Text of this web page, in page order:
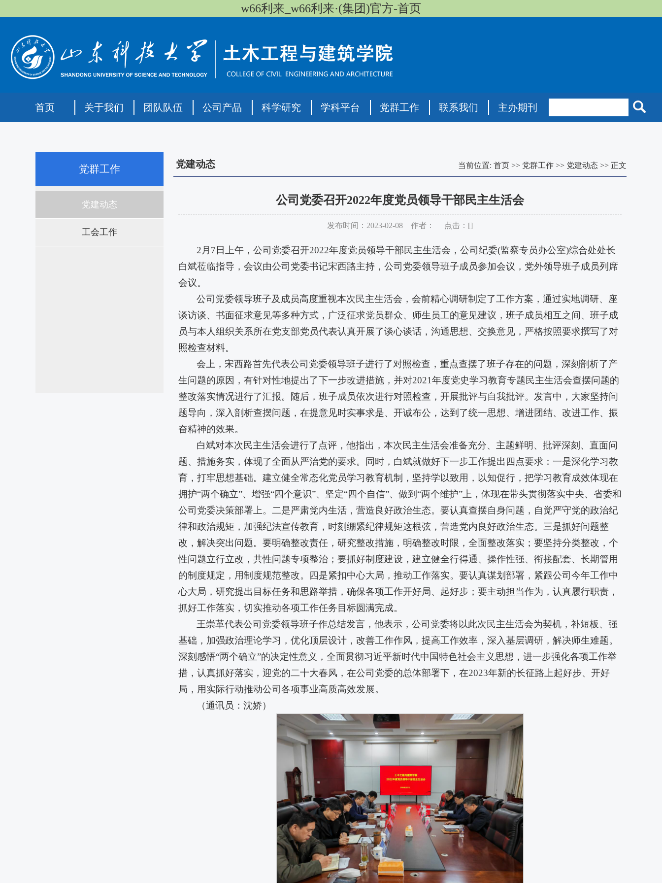
w66利来_w66利来·(集团)官方-首页
首页 关于我们 团队队伍 公司产品 科学研究 学科平台 党群工作 联系我们 主办期刊
党群工作
党建动态
工会工作
党建动态 当前位置: 首页 >> 党群工作 >> 党建动态 >> 正文
公司党委召开2022年度党员领导干部民主生活会
发布时间：2023-02-08 作者： 点击：[]
2月7日上午，公司党委召开2022年度党员领导干部民主生活会，公司纪委(监察专员办公室)综合处处长
白斌莅临指导，会议由公司党委书记宋西路主持，公司党委领导班子成员参加会议，党外领导班子成员列席
会议。
公司党委领导班子及成员高度重视本次民主生活会，会前精心调研制定了工作方案，通过实地调研、座
谈访谈、书面征求意见等多种方式，广泛征求党员群众、师生员工的意见建议，班子成员相互之间、班子成
员与本人组织关系所在党支部党员代表认真开展了谈心谈话，沟通思想、交换意见，严格按照要求撰写了对
照检查材料。
会上，宋西路首先代表公司党委领导班子进行了对照检查，重点查摆了班子存在的问题，深刻剖析了产
生问题的原因，有针对性地提出了下一步改进措施，并对2021年度党史学习教育专题民主生活会查摆问题的
整改落实情况进行了汇报。随后，班子成员依次进行对照检查，开展批评与自我批评。发言中，大家坚持问
题导向，深入剖析查摆问题，在提意见时实事求是、开诚布公，达到了统一思想、增进团结、改进工作、振
奋精神的效果。
白斌对本次民主生活会进行了点评，他指出，本次民主生活会准备充分、主题鲜明、批评深刻、直面问
题、措施务实，体现了全面从严治党的要求。同时，白斌就做好下一步工作提出四点要求：一是深化学习教
育，打牢思想基础。建立健全常态化党员学习教育机制，坚持学以致用，以知促行，把学习教育成效体现在
拥护“两个确立”、增强“四个意识”、坚定“四个自信”、做到“两个维护”上，体现在带头贯彻落实中央、省委和
公司党委决策部署上。二是严肃党内生活，营造良好政治生态。要认真查摆自身问题，自觉严守党的政治纪
律和政治规矩，加强纪法宣传教育，时刻绷紧纪律规矩这根弦，营造党内良好政治生态。三是抓好问题整
改，解决突出问题。要明确整改责任，研究整改措施，明确整改时限，全面整改落实；要坚持分类整改，个
性问题立行立改，共性问题专项整治；要抓好制度建设，建立健全行得通、操作性强、衔接配套、长期管用
的制度规定，用制度规范整改。四是紧扣中心大局，推动工作落实。要认真谋划部署，紧跟公司今年工作中
心大局，研究提出目标任务和思路举措，确保各项工作开好局、起好步；要主动担当作为，认真履行职责，
抓好工作落实，切实推动各项工作任务目标圆满完成。
王崇革代表公司党委领导班子作总结发言，他表示，公司党委将以此次民主生活会为契机，补短板、强
基础，加强政治理论学习，优化顶层设计，改善工作作风，提高工作效率，深入基层调研，解决师生难题。
深刻感悟“两个确立”的决定性意义，全面贯彻习近平新时代中国特色社会主义思想，进一步强化各项工作举
措，认真抓好落实，迎党的二十大春风，在公司党委的总体部署下，在2023年新的长征路上起好步、开好
局，用实际行动推动公司各项事业高质高效发展。
（通讯员：沈娇）